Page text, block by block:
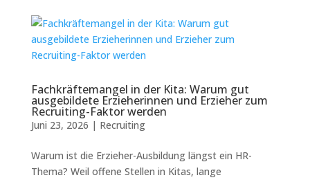
Fachkräftemangel in der Kita: Warum gut
ausgebildete Erzieherinnen und Erzieher zum
Recruiting-Faktor werden
Juni 23, 2026 | Recruiting
Warum ist die Erzieher-Ausbildung längst ein HR-
Thema? Weil offene Stellen in Kitas, lange